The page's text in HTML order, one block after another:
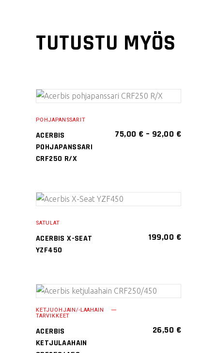
TUTUSTU MYÖS
Tällä
on
POHJAPANSSARIT
ACERBIS
POHJAPANSSARI
CRF250 R/X
75,00 € – 92,00 €
Tällä
on
tehdä
valinnat
sivulla.
SATULAT
ACERBIS X-SEAT
YZF450
199,00 €
VALITSE
Tällä
on
KETJUOHJAIN/-LAAHAIN
TARVIKKEET
ACERBIS
KETJULAAHAIN
26,50 €